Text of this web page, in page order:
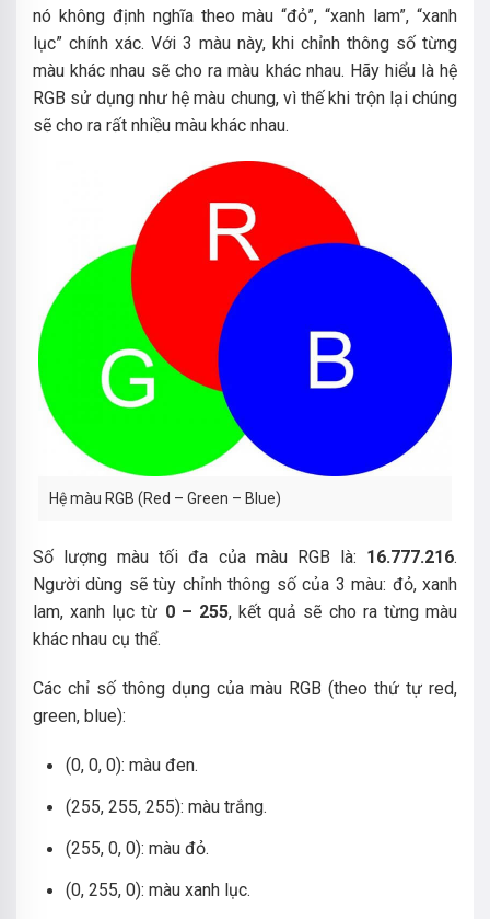
nó không định nghĩa theo màu “đỏ”, “xanh lam”, “xanh
lục” chính xác. Với 3 màu này, khi chỉnh thông số từng
màu khác nhau sẽ cho ra màu khác nhau. Hãy hiểu là hệ
RGB sử dụng như hệ màu chung, vì thế khi trộn lại chúng
sẽ cho ra rất nhiều màu khác nhau.
Hệ màu RGB (Red – Green – Blue)
Số lượng màu tối đa của màu RGB là: 16.777.216.
Người dùng sẽ tùy chỉnh thông số của 3 màu: đỏ, xanh
lam, xanh lục từ 0 – 255, kết quả sẽ cho ra từng màu
khác nhau cụ thể.
Các chỉ số thông dụng của màu RGB (theo thứ tự red,
green, blue):
(0, 0, 0): màu đen.
(255, 255, 255): màu trắng.
(255, 0, 0): màu đỏ.
(0, 255, 0): màu xanh lục.